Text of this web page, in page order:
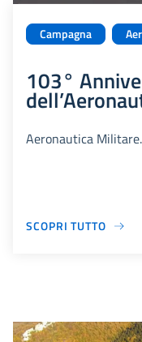
Campagna
103°
Aeronautica
SCOPRI TUTTO